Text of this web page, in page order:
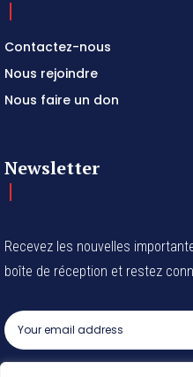
Contactez-nous
Nous rejoindre
Nous faire un don
Newsletter
Recevez les nouvelles
boîte de réception et restez